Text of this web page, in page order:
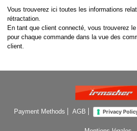
Vous trouverez ici toutes les informations
rétractation.
En tant que client connecté, vous trouverez
pour chaque commande dans la vue des
client.
Payment Methods AGB Privacy